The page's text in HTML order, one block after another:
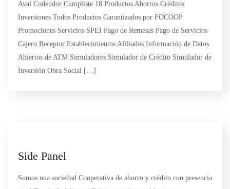
Aval Codeudor Cumpliste 18 Productos Ahorros Créditos
Inversiones Todos Productos Garantizados por FOCOOP
Promociones Servicios SPEI Pago de Remesas Pago de Servicios
Cajero Receptor Establecimientos Afiliados Información de Datos
Abiertos de ATM Simuladores Simulador de Crédito Simulador de
Inversión Obra Social […]
Side Panel
Somos una sociedad Cooperativa de ahorro y crédito con presencia